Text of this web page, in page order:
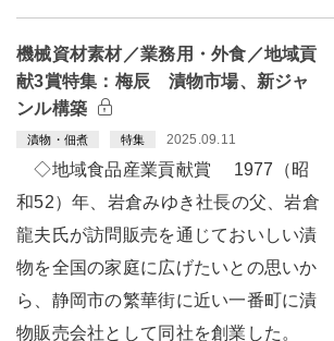
機械資材素材／業務用・外食／地域貢
献3賞特集：梅辰 漬物市場、新ジャ
ンル構築
漬物・佃煮 特集 2025.09.11
◇地域食品産業貢献賞 1977（昭
和52）年、岩倉みゆき社長の父、岩倉
龍夫氏が訪問販売を通じておいしい漬
物を全国の家庭に広げたいとの思いか
ら、静岡市の繁華街に近い一番町に漬
物販売会社として同社を創業した。